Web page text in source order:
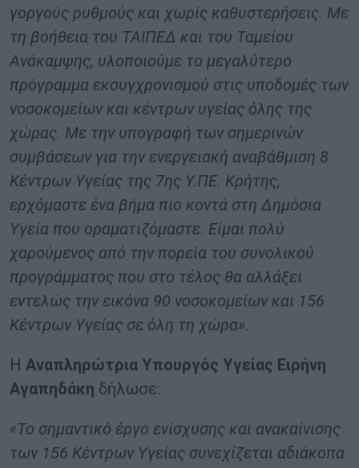
γοργούς ρυθμούς και χωρίς καθυστερήσεις. Με
τη βοήθεια του ΤΑΙΠΕΔ και του Ταμείου
Ανάκαμψης, υλοποιούμε το μεγαλύτερο
πρόγραμμα εκσυγχρονισμού στις υποδομές των
νοσοκομείων και κέντρων υγείας όλης της
χώρας. Με την υπογραφή των σημερινών
συμβάσεων για την ενεργειακή αναβάθμιση 8
Κέντρων Υγείας της 7ης Υ.ΠΕ. Κρήτης,
ερχόμαστε ένα βήμα πιο κοντά στη Δημόσια
Υγεία που οραματιζόμαστε. Είμαι πολύ
χαρούμενος από την πορεία του συνολικού
προγράμματος που στο τέλος θα αλλάξει
εντελώς την εικόνα 90 νοσοκομείων και 156
Κέντρων Υγείας σε όλη τη χώρα».
Η Αναπληρώτρια Υπουργός Υγείας Ειρήνη
Αγαπηδάκη δήλωσε:
«Το σημαντικό έργο ενίσχυσης και ανακαίνισης
των 156 Κέντρων Υγείας συνεχίζεται αδιάκοπα